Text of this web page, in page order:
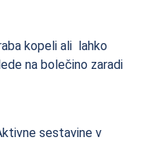
kopeli ali lahko
na bolečino zaradi
sestavine v